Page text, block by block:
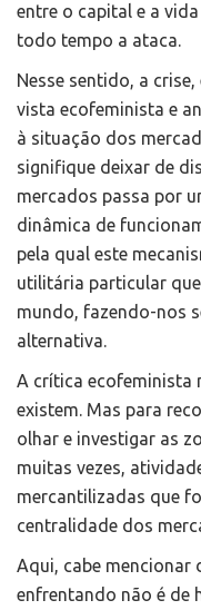
entre o capital e a
todo tempo a ataca.
Nesse sentido, a
vista ecofeminista e
à situação dos
signifique deixar de
mercados passa por
dinâmica de
pela qual este
utilitária particular
mundo, fazendo-nos
alternativa.
A crítica ecofeminista
existem. Mas para
olhar e investigar as
muitas vezes,
mercantilizadas que
centralidade dos
Aqui, cabe mencionar
enfrentando não é de